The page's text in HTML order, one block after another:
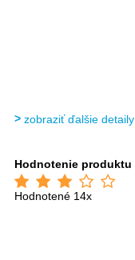
zobraziť ďalšie detaily
Hodnotenie produktu
Hodnotené 14x